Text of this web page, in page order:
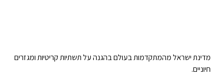
מדינת ישראל מהמתקדמות בעולם בהגנה על תשתיות קריטיות ומגזרים
חיוניים.